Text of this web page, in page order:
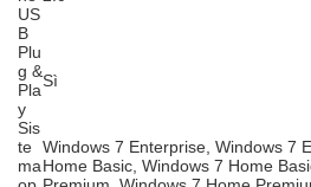
US
B
Plu
g &
Pla
y
Sì
Sis
te
ma
Windows 7 Enterprise, Windows 7
Home Basic, Windows 7 Home